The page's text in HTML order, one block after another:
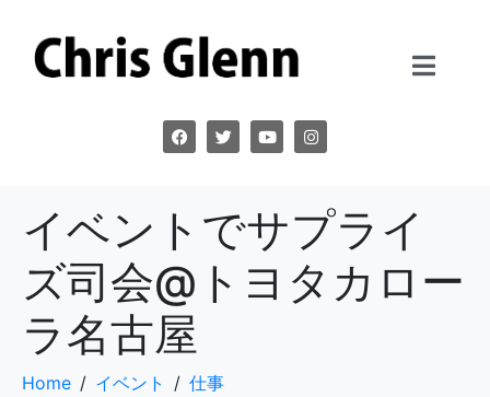
イベントでサプライ
ズ司会@トヨタカロー
ラ名古屋
Home イベント
仕事